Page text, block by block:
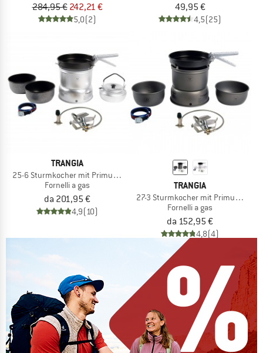
284,95 € 242,21 €
5,0(2)
49,95 €
4,5(25)
TRANGIA
25-6 Sturmkocher mit Primus Gasbrenner
Fornelli a gas
da 201,95 €
4,9(10)
TRANGIA
27-3 Sturmkocher mit Primus
Fornelli a gas
da 152,95 €
4,8(4)